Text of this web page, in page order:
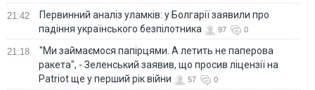
21:42
Первинний аналіз уламків: у Болгарії заявили про
падіння українського безпілотника
97 0
21:18
"Ми займаємося папірцями. А летить не паперова
ракета", - Зеленський заявив, що просив ліцензії на
Patriot ще у перший рік війни
57 0